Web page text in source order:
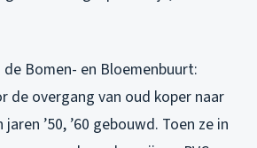
Bomen- en Bloemenbuurt:
de overgang van oud koper naar
jaren ’50, ’60 gebouwd. Toen ze in